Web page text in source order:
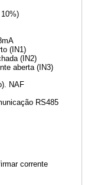
(IN1)
(IN2)
aberta (IN3)
NAF
RS485
corrente